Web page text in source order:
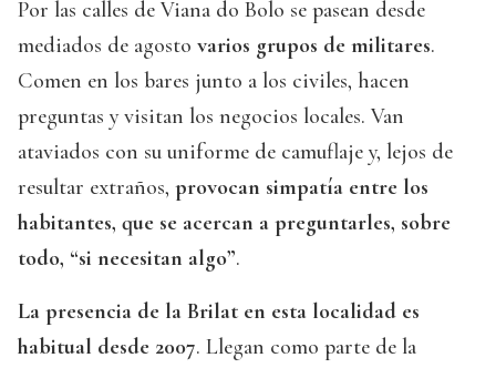
Por las calles de Viana do Bolo se pasean desde
mediados de agosto varios grupos de militares.
Comen en los bares junto a los civiles, hacen
preguntas y visitan los negocios locales. Van
ataviados con su uniforme de camuflaje y, lejos de
resultar extraños, provocan simpatía entre los
habitantes, que se acercan a preguntarles, sobre
todo, “si necesitan algo”.
La presencia de la Brilat en esta localidad es
habitual desde 2007. Llegan como parte de la